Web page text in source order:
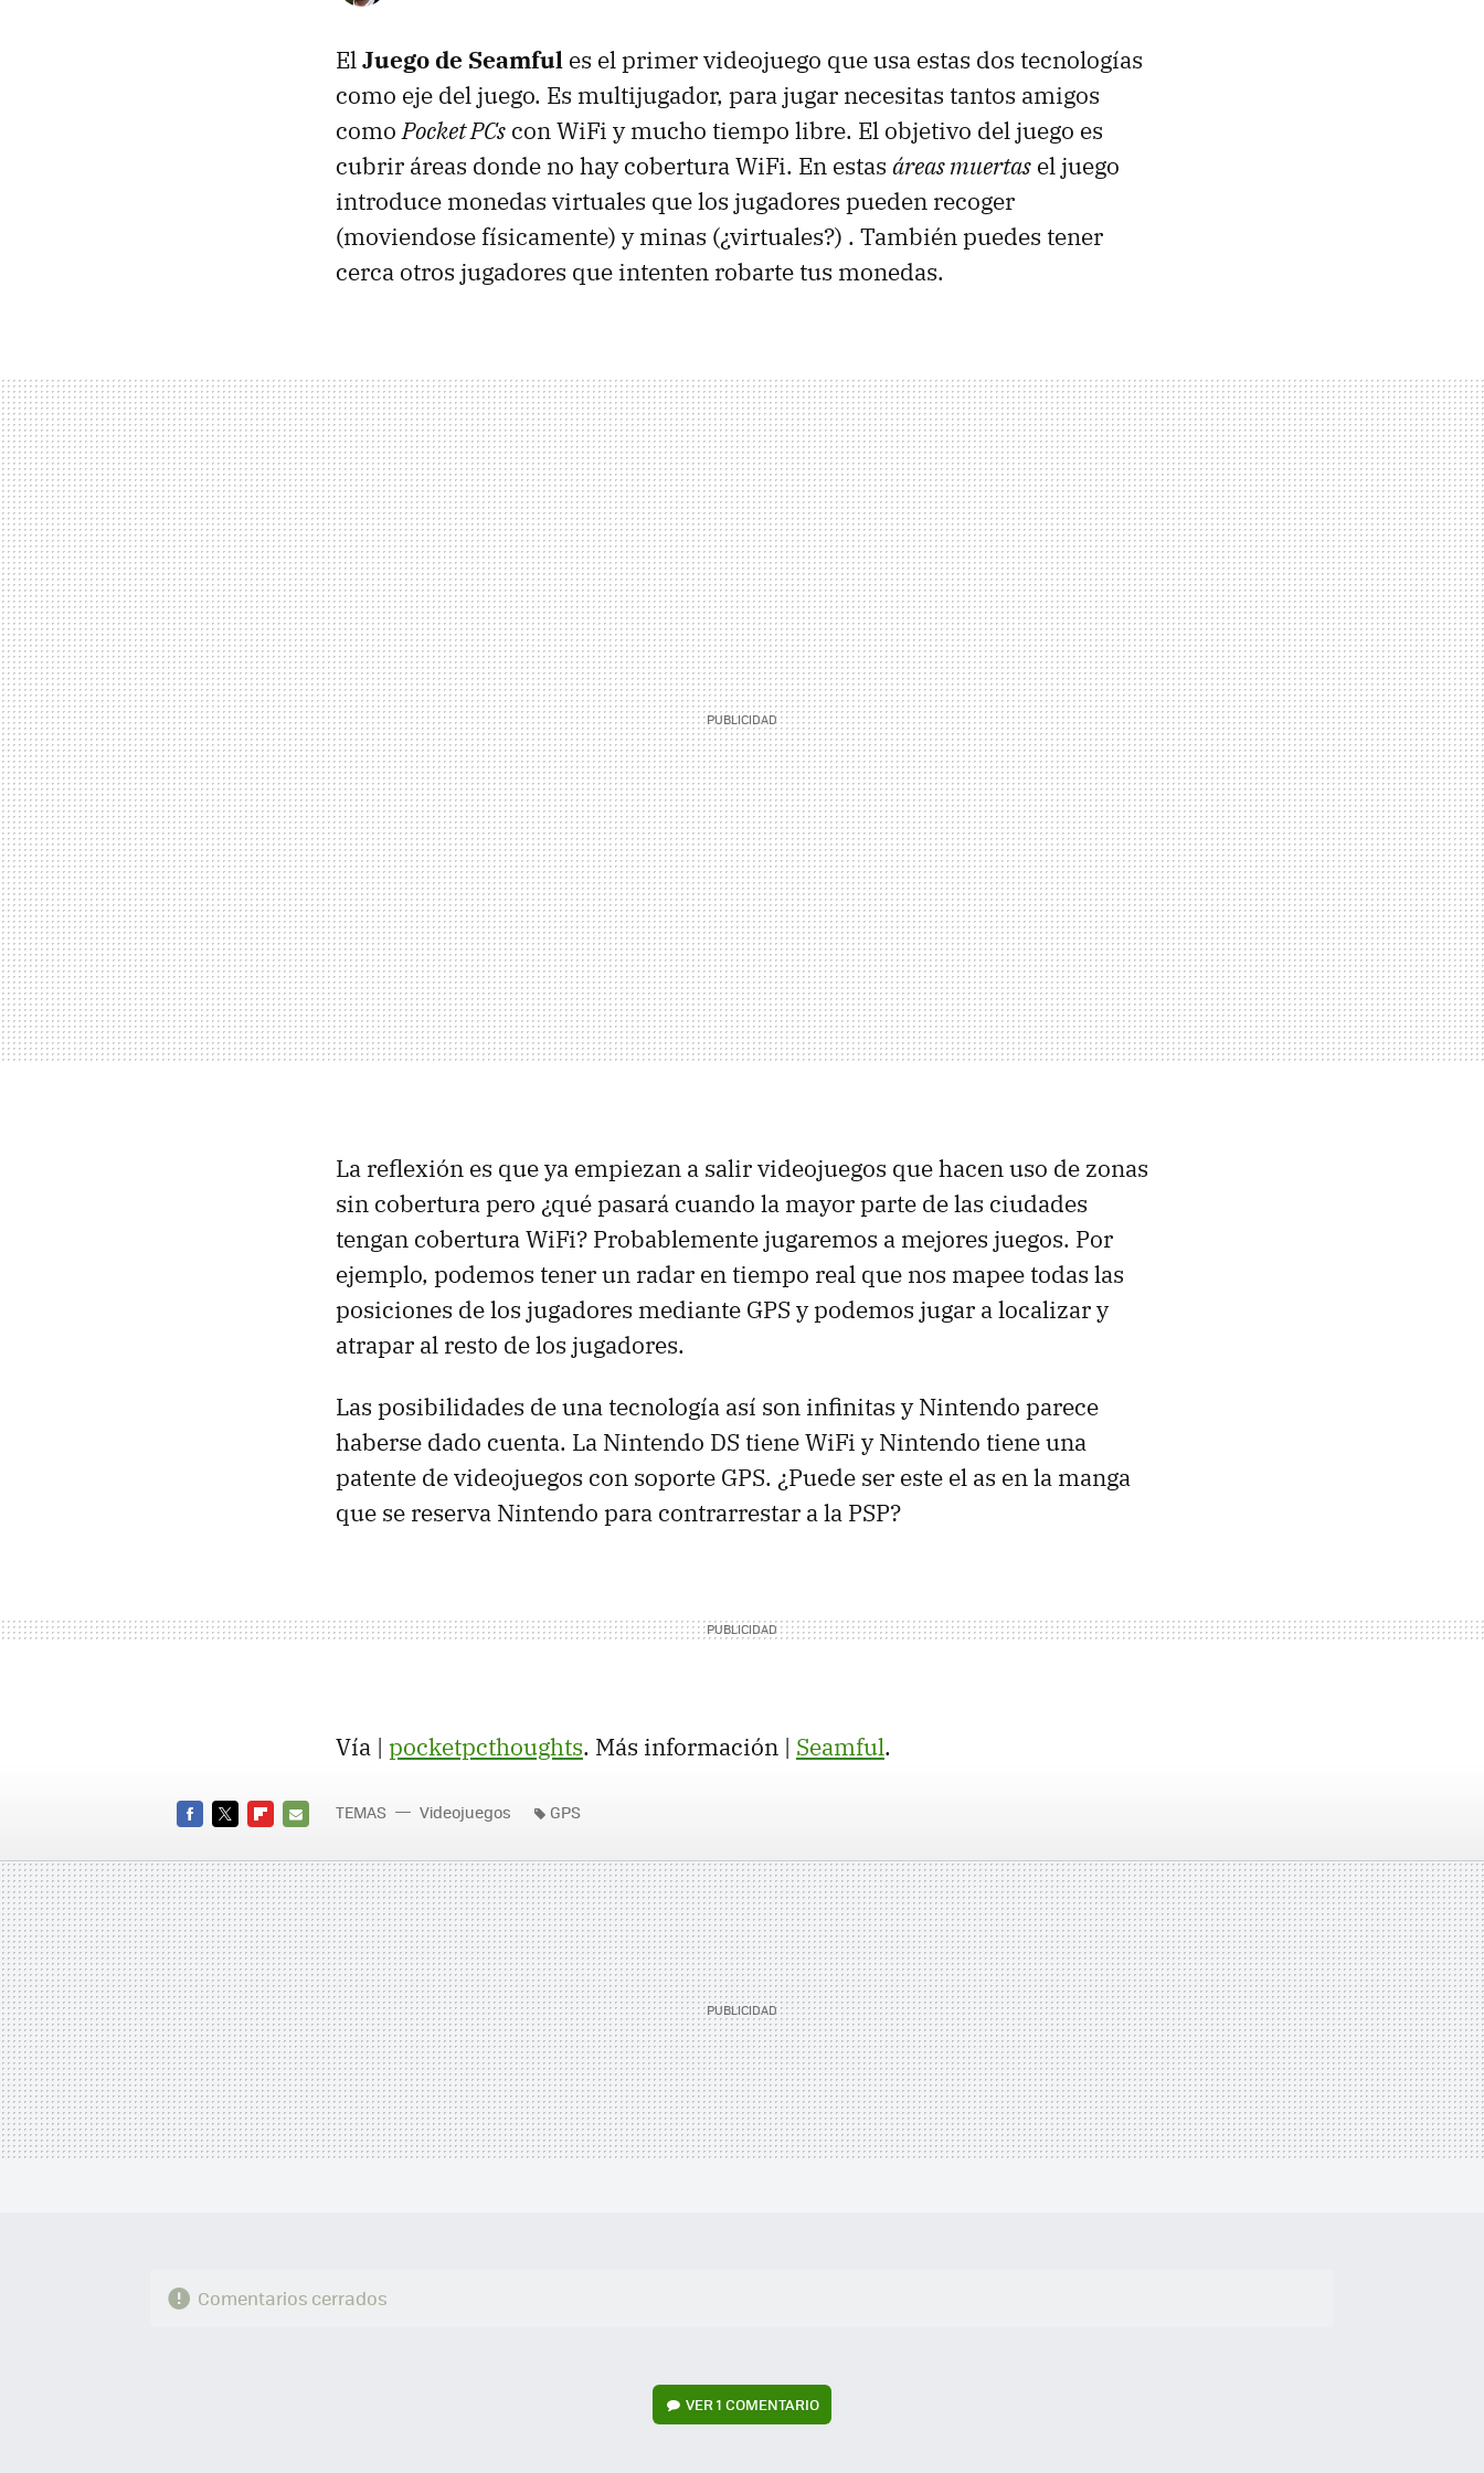
ElJuego de Seamful es el primer videojuego que usa estas dos tecnologías
como eje del juego. Es multijugador, para jugar necesitas tantos amigos
comoPocket PCs con WiFi y mucho tiempo libre. El objetivo del juego es
cubrir áreas donde no hay cobertura WiFi. En estas áreas muertas el juego
introduce monedas virtuales que los jugadores pueden recoger
(moviendose físicamente) y minas (¿virtuales?) . También puedes tener
cerca otros jugadores que intenten robarte tus monedas.
La reflexión es que ya empiezan a salir videojuegos que hacen uso de zonas
sin cobertura pero ¿qué pasará cuando la mayor parte de las ciudades
tengan cobertura WiFi? Probablemente jugaremos a mejores juegos. Por
ejemplo, podemos tener un radar en tiempo real que nos mapee todas las
posiciones de los jugadores mediante GPS y podemos jugar a localizar y
atrapar al resto de los jugadores.
Las posibilidades de una tecnología así son infinitas y Nintendo parece
haberse dado cuenta. La Nintendo DS tiene WiFi y Nintendo tiene una
patente de videojuegos con soporte GPS. ¿Puede ser este el as en la manga
que se reserva Nintendo para contrarrestar a la PSP?
Vía | pocketpcthoughts. Más información | Seamful.
MAIL
TEMAS Videojuegos GPS
Comentarios cerrados
VER1 COMENTARIO